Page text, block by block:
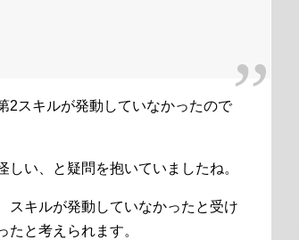
2スキルが発動していなかったので
い、と疑問を抱いていましたね。
スキルが発動していなかったと受け
と考えられます。